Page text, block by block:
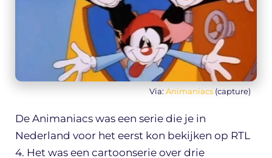
Via: Animaniacs (capture)
De Animaniacs was een serie die je in
Nederland voor het eerst kon bekijken op RTL
4. Het was een cartoonserie over drie